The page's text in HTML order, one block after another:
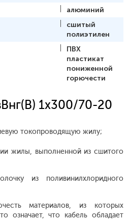
алюминий
сшитый
полиэтилен
ПВХ
пластикат
пониженной
горючести
1x300/70-20
токопроводящую жилу;
жилы, выполненной из сшитого
из поливинилхлоридного
материалов, из которых
означает, что кабель обладает